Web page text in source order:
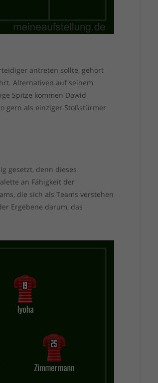
antreten sollte, gehört
Alternativen auf seinem
Spitze kommen Dawid
gern als einziger Stoßstürmer
gesetzt, denn dieses
an Fähigkeit der
die sich als Teams verstehen
Ergebene darum, das